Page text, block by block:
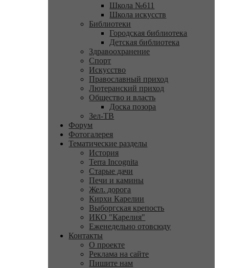
Школа №611
Школа искусств
Библиотеки
Городская библиотека
Детская библиотека
Здравоохранение
Спорт
Искусство
Православный приход
Лютеранский приход
Общество и власть
Доска позора
Зел-ТВ
Форум
Фотогалерея
Тематические разделы
История
Terra Incognita
Старые дачи
Печи и камины
Жел. дорога
Кирхи Карелии
Выборгская крепость
ИКО "Карелия"
Еженедельно отовсюду
Контакты
О проекте
Реклама на сайте
Пишите нам